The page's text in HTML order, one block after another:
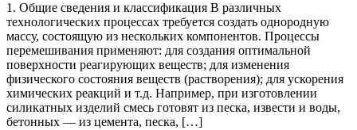
1. Общие сведения и классификация В различных
технологических процессах требуется создать однородную
массу, состоящую из нескольких компонентов. Процессы
перемешивания применяют: для создания оптимальной
поверхности реагирующих веществ; для изменения
физического состояния веществ (растворения); для ускорения
химических реакций и т.д. Например, при изготовлении
силикатных изделий смесь готовят из песка, извести и воды,
бетонных — из цемента, песка, […]